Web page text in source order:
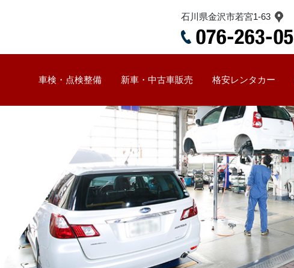
石川県金沢市若宮1-63
車検・点検整備 新車・中古車販売 格安レンタカー